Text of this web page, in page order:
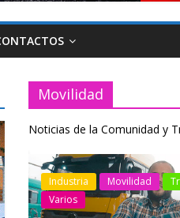
Movilidad
Noticias de la Comunidad y
Industria Movilidad
Varios